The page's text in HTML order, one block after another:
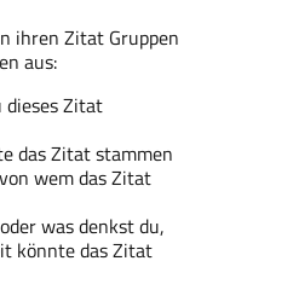
ihren Zitat Gruppen
aus:
dieses Zitat
das Zitat stammen
wem das Zitat
was denkst du,
könnte das Zitat